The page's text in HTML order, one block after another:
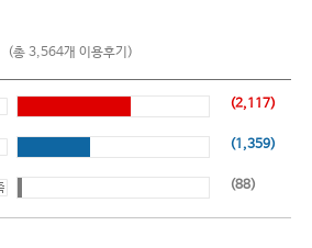
(총 3,564개 이용후기)
(2,117)
(1,359)
(88)